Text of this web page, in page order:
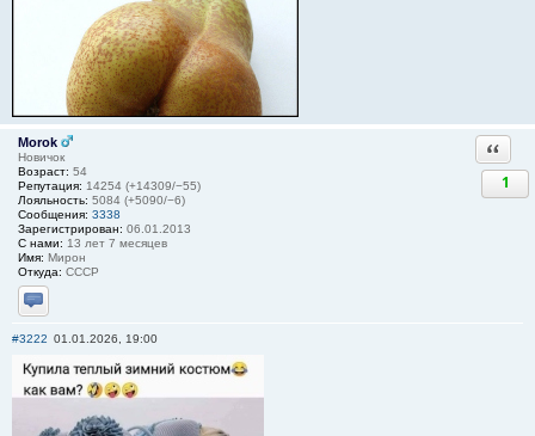
Morok
Новичок
Возраст: 54
Репутация: 14254 (+14309/−55)
Лояльность: 5084 (+5090/−6)
Сообщения: 3338
Зарегистрирован: 06.01.2013
С нами: 13 лет 7 месяцев
Имя: Мирон
Откуда: СССР
Отправить личное сообщение
1
#3222 01.01.2026, 19:00